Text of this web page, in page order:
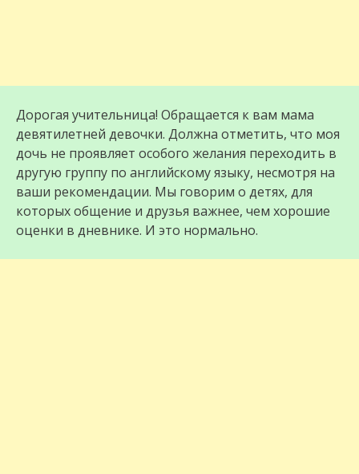
Дорогая учительница! Обращается к вам мама
девятилетней девочки. Должна отметить, что моя
дочь не проявляет особого желания переходить в
другую группу по английскому языку, несмотря на
ваши рекомендации. Мы говорим о детях, для
которых общение и друзья важнее, чем хорошие
оценки в дневнике. И это нормально.